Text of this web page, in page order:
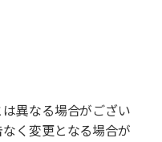
異なる場合がござい
く変更となる場合が